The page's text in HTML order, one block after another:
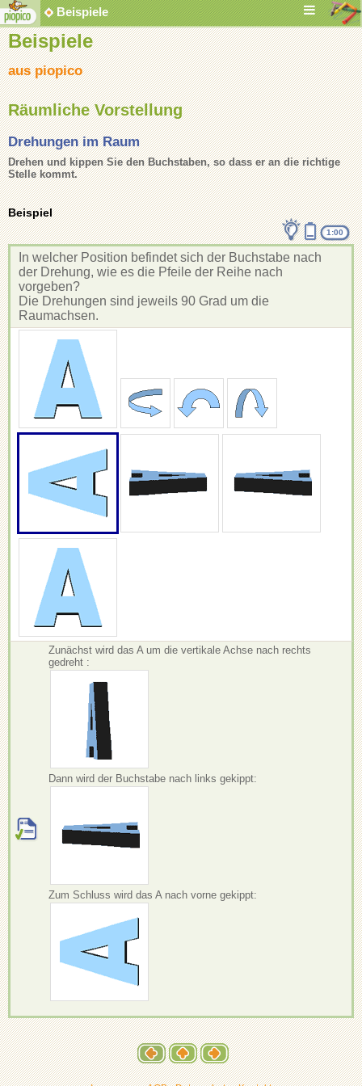
Beispiele
aus piopico
Räumliche Vorstellung
Drehungen im Raum
Drehen und kippen Sie den Buchstaben, so dass er an die richtige
Stelle kommt.
Beispiel
1:00
In welcher Position befindet sich der Buchstabe nach
der Drehung, wie es die Pfeile der Reihe nach
vorgeben?
Die Drehungen sind jeweils 90 Grad um die
Raumachsen.
Zunächst wird das A um die vertikale Achse nach rechts
gedreht :
Dann wird der Buchstabe nach links gekippt:
Zum Schluss wird das A nach vorne gekippt:
Beispiele